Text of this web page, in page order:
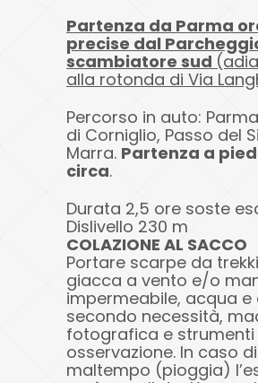
Partenza da Parma
precise dal
scambiatore sud
alla rotonda di Via
Percorso in auto:
di Corniglio, Passo del
Marra. Partenza a
circa.
Durata 2,5 ore soste
Dislivello 230 m
COLAZIONE AL SACCO
Portare scarpe da
giacca a vento e/o
impermeabile, acqua e
secondo necessità,
fotografica e strumenti
osservazione. In caso di
maltempo (pioggia)